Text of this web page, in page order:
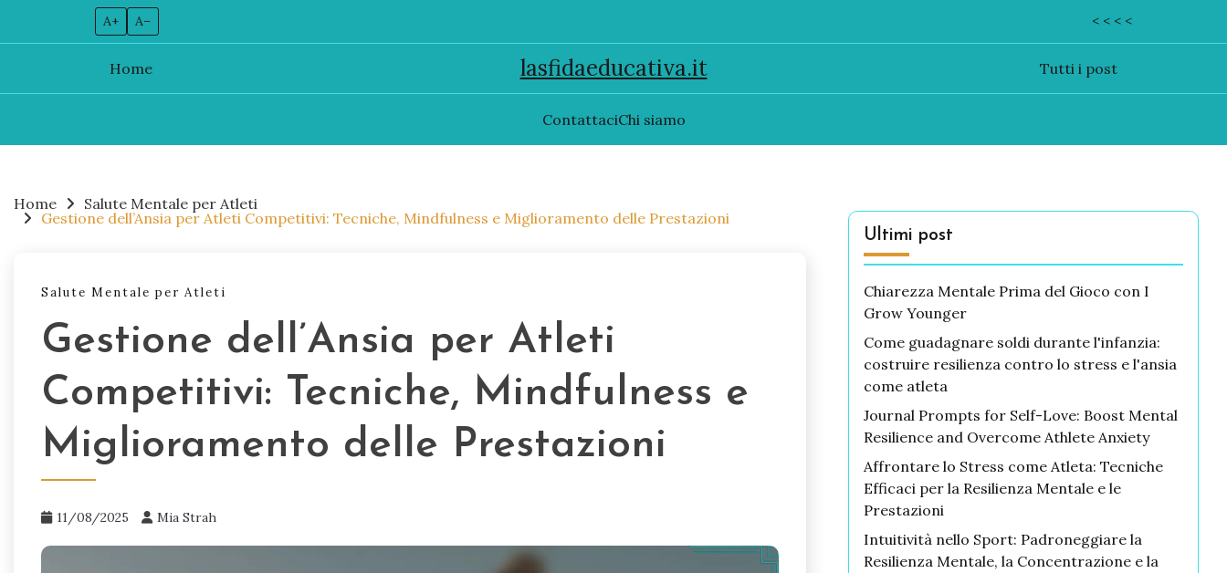
A+ A– < < < <
Home lasfidaeducativa.it Tutti i post
ContattaciChi siamo
content
Home
Salute Mentale per Atleti
Gestione dell’Ansia per Atleti Competitivi: Tecniche, Mindfulness e Miglioramento delle Prestazioni
Salute Mentale per Atleti
Gestione dell’Ansia per Atleti
Competitivi: Tecniche, Mindfulness e
Miglioramento delle Prestazioni
11/08/2025 Mia Strah
Ultimi post
Chiarezza Mentale Prima del Gioco con I
Grow Younger
Come guadagnare soldi durante l'infanzia:
costruire resilienza contro lo stress e l'ansia
come atleta
Journal Prompts for Self-Love: Boost Mental
Resilience and Overcome Athlete Anxiety
Affrontare lo Stress come Atleta: Tecniche
Efficaci per la Resilienza Mentale e le
Prestazioni
Intuitività nello Sport: Padroneggiare la
Resilienza Mentale, la Concentrazione e la